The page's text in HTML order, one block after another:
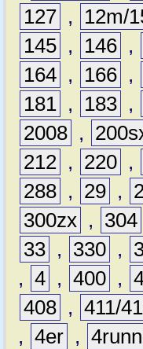
127 , 12m/
145 , 146 ,
164 , 166 ,
181 , 183 ,
2008 ,
212 , 220 ,
288 , 29 ,
300zx , 304
33 , 330 ,
, 4 , 400 ,
408 , 411/
, 4er ,